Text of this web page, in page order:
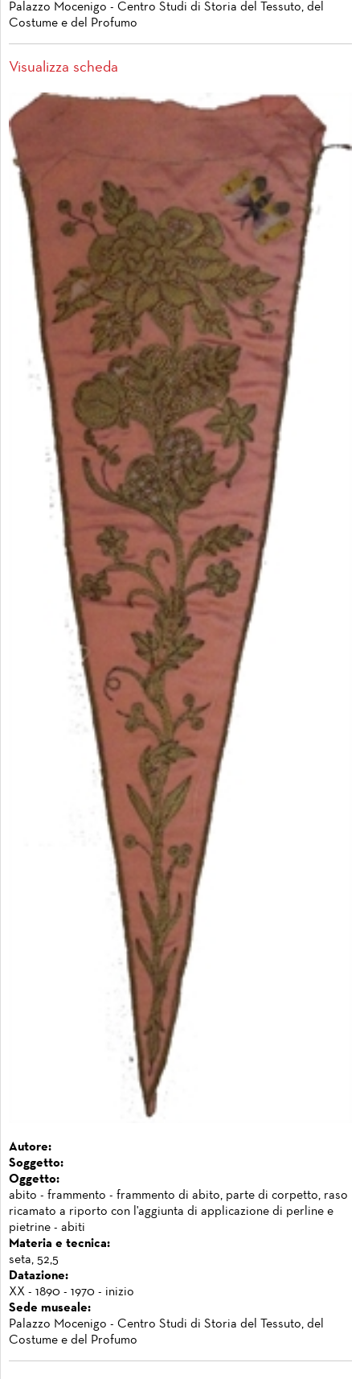
Palazzo Mocenigo - Centro Studi di Storia del Tessuto, del
Costume e del Profumo
Visualizza scheda
Autore:
Soggetto:
Oggetto:
abito - frammento - frammento di abito, parte di corpetto, raso
ricamato a riporto con l'aggiunta di applicazione di perline e
pietrine - abiti
Materia e tecnica:
seta, 52,5
Datazione:
XX - 1890 - 1970 - inizio
Sede museale:
Palazzo Mocenigo - Centro Studi di Storia del Tessuto, del
Costume e del Profumo